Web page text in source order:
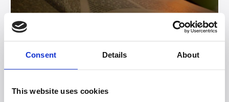
Consent Details About
This website uses cookies